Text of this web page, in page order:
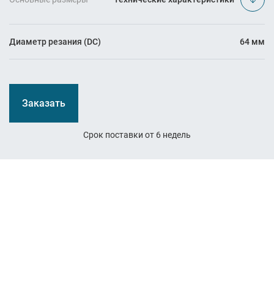
Диаметр резания (DC) 64 мм
Заказать
Срок поставки от 6 недель